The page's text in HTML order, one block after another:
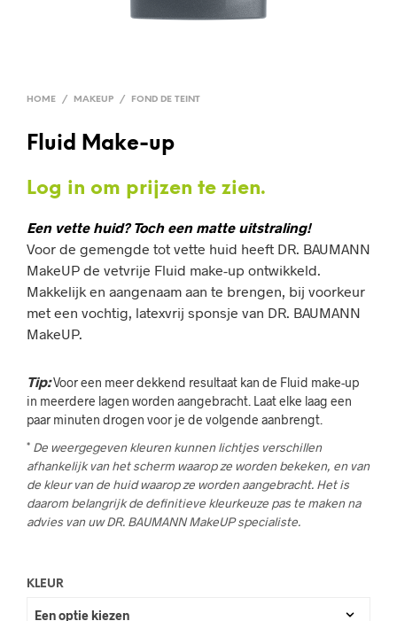
HOME / MAKEUP / FOND DE TEINT
Fluid Make-up
Log in om prijzen te zien.
Een vette huid? Toch een matte uitstraling!
Voor de gemengde tot vette huid heeft DR. BAUMANN
MakeUP de vetvrije Fluid make-up ontwikkeld.
Makkelijk en aangenaam aan te brengen, bij voorkeur
met een vochtig, latexvrij sponsje van DR. BAUMANN
MakeUP.
Tip:Voor een meer dekkend resultaat kan de Fluid make-up
in meerdere lagen worden aangebracht. Laat elke laag een
paar minuten drogen voor je de volgende aanbrengt.
* De weergegeven kleuren kunnen lichtjes verschillen
afhankelijk van het scherm waarop ze worden bekeken, en van
de kleur van de huid waarop ze worden aangebracht. Het is
daarom belangrijk de definitieve kleurkeuze pas te maken na
advies vanuwDR. BAUMANN MakeUP specialiste.
KLEUR